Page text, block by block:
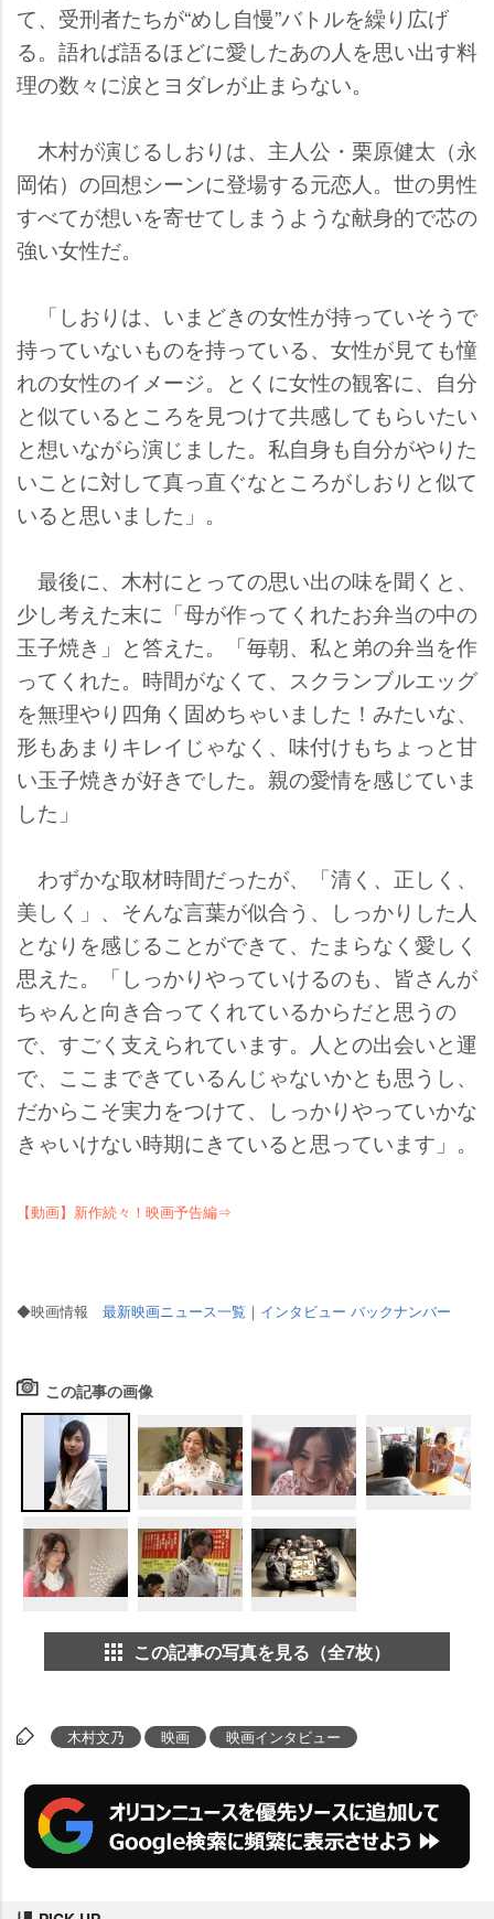
て、受刑者たちが“めし自慢”バトルを繰り広げ
る。語れば語るほどに愛したあの人を思い出す料
理の数々に涙とヨダレが止まらない。
木村が演じるしおりは、主人公・栗原健太（永
岡佑）の回想シーンに登場する元恋人。世の男性
すべてが想いを寄せてしまうような献身的で芯の
強い女性だ。
「しおりは、いまどきの女性が持っていそうで
持っていないものを持っている、女性が見ても憧
れの女性のイメージ。とくに女性の観客に、自分
と似ているところを見つけて共感してもらいたい
と想いながら演じました。私自身も自分がやりた
いことに対して真っ直ぐなところがしおりと似て
いると思いました」。
最後に、木村にとっての思い出の味を聞くと、
少し考えた末に「母が作ってくれたお弁当の中の
玉子焼き」と答えた。「毎朝、私と弟の弁当を作
ってくれた。時間がなくて、スクランブルエッグ
を無理やり四角く固めちゃいました！みたいな、
形もあまりキレイじゃなく、味付けもちょっと甘
い玉子焼きが好きでした。親の愛情を感じていま
した」
わずかな取材時間だったが、「清く、正しく、
美しく」、そんな言葉が似合う、しっかりした人
となりを感じることができて、たまらなく愛しく
思えた。「しっかりやっていけるのも、皆さんが
ちゃんと向き合ってくれているからだと思うの
で、すごく支えられています。人との出会いと運
で、ここまできているんじゃないかとも思うし、
だからこそ実力をつけて、しっかりやっていかな
きゃいけない時期にきていると思っています」。
【動画】新作続々！映画予告編⇒
◆映画情報 最新映画ニュース一覧 ｜ インタビュー バックナンバー
この記事の画像
この記事の写真を見る（全7枚）
木村文乃 映画 映画インタビュー